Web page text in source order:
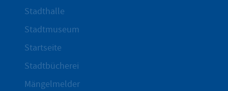
Stadthalle
Stadtmuseum
Startseite
Stadtbücherei
Mängelmelder